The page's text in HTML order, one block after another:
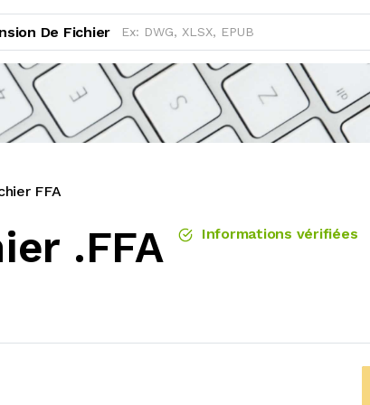
De Fichier
FFA
.FFA Informations vérifiées